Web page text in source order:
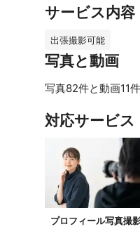
サービス内容
出張撮影可能
写真と動画
写真82件と動画11件
対応サービス
プロフィール写真撮